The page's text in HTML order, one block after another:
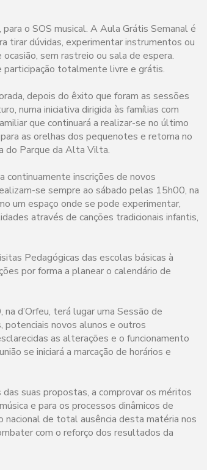
o SOS musical. A Aula Grátis Semanal é
tirar dúvidas, experimentar instrumentos ou
sem rastreio ou sala de espera.
participação totalmente livre e grátis.
depois do êxito que foram as sessões
numa iniciativa dirigida às famílias com
que continuará a realizar-se no último
as orelhas dos pequenotes e retoma no
do Parque da Alta Vilta.
continuamente inscrições de novos
se sempre ao sábado pelas 15h00, na
um espaço onde se pode experimentar,
através de canções tradicionais infantis,
Pedagógicas das escolas básicas à
por forma a planear o calendário de
d’Orfeu, terá lugar uma Sessão de
potenciais novos alunos e outros
as alterações e o funcionamento
se iniciará a marcação de horários e
das suas propostas, a comprovar os méritos
e para os processos dinâmicos de
nacional de total ausência desta matéria nos
com o reforço dos resultados da